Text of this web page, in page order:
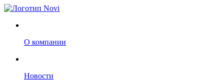
О компании
Новости